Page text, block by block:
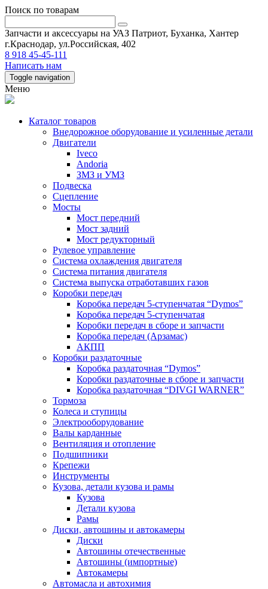
Поиск по товарам
Запчасти и аксессуары на УАЗ Патриот, Буханка, Хантер
г.Краснодар, ул.Российская, 402
8 918 45-45-111
Написать нам
Toggle navigation
Меню
Каталог товаров
Внедорожное оборудование и усиленные детали
Двигатели
Iveco
Andoria
ЗМЗ и УМЗ
Подвеска
Сцепление
Мосты
Мост передний
Мост задний
Мост редукторный
Рулевое управление
Система охлаждения двигателя
Система питания двигателя
Система выпуска отработавших газов
Коробки передач
Коробка передач 5-ступенчатая “Dymos”
Коробка передач 5-ступенчатая
Коробки передач в сборе и запчасти
Коробка передач (Арзамас)
АКПП
Коробки раздаточные
Коробка раздаточная “Dymos”
Коробки раздаточные в сборе и запчасти
Коробка раздаточная “DIVGI WARNER”
Тормоза
Колеса и ступицы
Электрооборудование
Валы карданные
Вентиляция и отопление
Подшипники
Крепежи
Инструменты
Кузова, детали кузова и рамы
Кузова
Детали кузова
Рамы
Диски, автошины и автокамеры
Диски
Автошины отечественные
Автошины (импортные)
Автокамеры
Автомасла и автохимия